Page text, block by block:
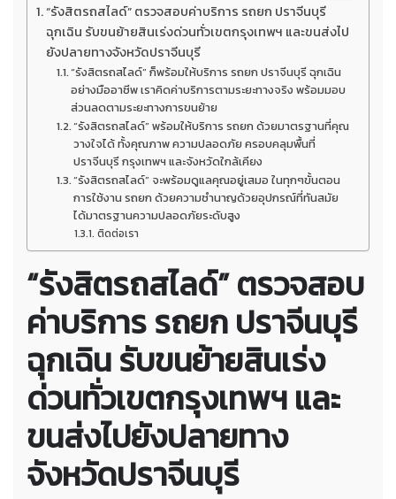
“รังสิตรถสไลด์” ตรวจสอบค่าบริการ รถยก ปราจีนบุรี
ฉุกเฉิน รับขนย้ายสินเร่งด่วนทั่วเขตกรุงเทพฯ และขนส่งไป
ยังปลายทางจังหวัดปราจีนบุรี
“รังสิตรถสไลด์” ก็พร้อมให้บริการ รถยก ปราจีนบุรี ฉุกเฉิน
อย่างมืออาชีพ เราคิดค่าบริการตามระยะทางจริง พร้อมมอบ
ส่วนลดตามระยะทางการขนย้าย
“รังสิตรถสไลด์” พร้อมให้บริการ รถยก ด้วยมาตรฐานที่คุณ
วางใจได้ ทั้งคุณภาพ ความปลอดภัย ครอบคลุมพื้นที่
ปราจีนบุรี กรุงเทพฯ และจังหวัดใกล้เคียง
“รังสิตรถสไลด์” จะพร้อมดูแลคุณอยู่เสมอ ในทุกๆขั้นตอน
การใช้งาน รถยก ด้วยความชำนาญด้วยอุปกรณ์ที่ทันสมัย
ได้มาตรฐานความปลอดภัยระดับสูง
ติดต่อเรา
“รังสิตรถสไลด์” ตรวจสอบ
ค่าบริการรถยก ปราจีนบุรี
ฉุกเฉินรับขนย้ายสินเร่ง
ด่วนทั่วเขตกรุงเทพฯ และ
ขนส่งไปยังปลายทาง
จังหวัดปราจีนบุรี